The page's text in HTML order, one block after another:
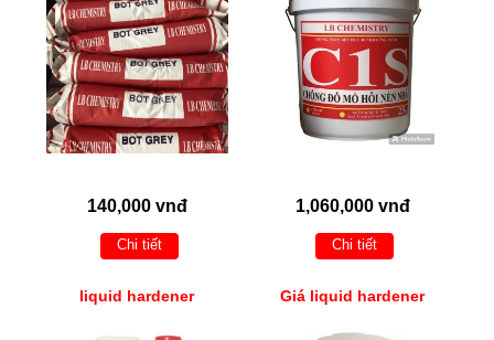
140,000 vnđ
Chi tiết
1,060,000 vnđ
Chi tiết
liquid hardener Giá liquid hardener